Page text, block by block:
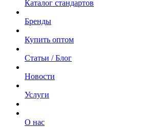
Каталог стандартов
Бренды
Купить оптом
Статьи / Блог
Новости
Услуги
О нас